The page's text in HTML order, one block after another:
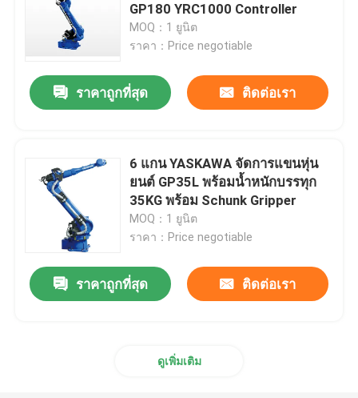
บ้าน
GP180 YRC1000 Controller
MOQ：1 ยูนิต
ราคา：Price negotiable
ราคาถูกที่สุด ติดต่อเรา
6 แกน YASKAWA จัดการแขนหุ่น
ยนต์ GP35L พร้อมน้ำหนักบรรทุก
35KG พร้อม Schunk Gripper
MOQ：1 ยูนิต
ราคา：Price negotiable
ราคาถูกที่สุด ติดต่อเรา
ดูเพิ่มเติม